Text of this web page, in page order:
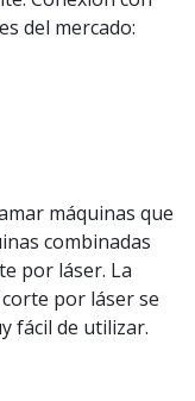
del mercado:
máquinas que
combinadas
por láser. La
por láser se
fácil de utilizar.